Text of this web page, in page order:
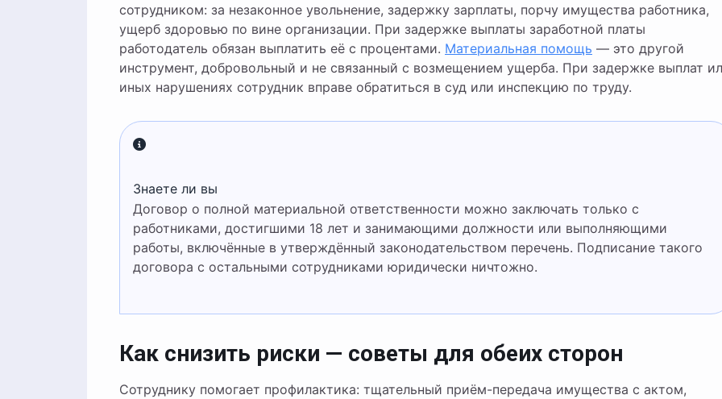
сотрудником: за незаконное увольнение, задержку зарплаты, порчу имущества работника,
ущерб здоровью по вине организации. При задержке выплаты заработной платы
работодатель обязан выплатить её с процентами. Материальная помощь — это другой
инструмент, добровольный и не связанный с возмещением ущерба. При задержке выплат
иных нарушениях сотрудник вправе обратиться в суд или инспекцию по труду.
Знаете ли вы
Договор о полной материальной ответственности можно заключать только с
работниками, достигшими 18 лет и занимающими должности или выполняющими
работы, включённые в утверждённый законодательством перечень. Подписание такого
договора с остальными сотрудниками юридически ничтожно.
Как снизить риски — советы для обеих сторон
Сотруднику помогает профилактика: тщательный приём-передача имущества с актом,